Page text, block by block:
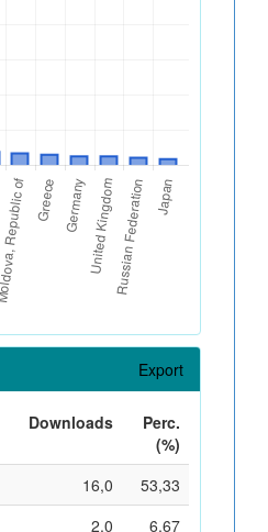
Export
Downloads
Perc.
(%)
16,0
53,33
2,0
6,67